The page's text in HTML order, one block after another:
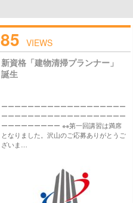
85 VIEWS
新資格「建物清掃プランナー」
誕生
ーーーーーーーーーーーーーーーーーーー
ーーーーーーーーーーーーーーーーーーー
ーーーーーーーーー ※※第一回講習は満席
となりました。沢山のご応募ありがとうご
ざいま…